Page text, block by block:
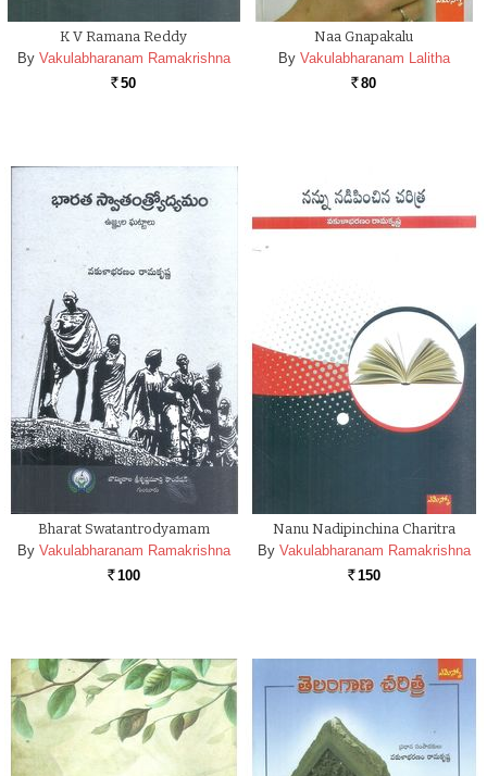
K V Ramana Reddy
By Vakulabharanam Ramakrishna
Rs. 50
Naa Gnapakalu
By Vakulabharanam Lalitha
Rs. 80
Bharat Swatantrodyamam
By Vakulabharanam Ramakrishna
Rs. 100
Nanu Nadipinchina Charitra
By Vakulabharanam Ramakrishna
Rs. 150